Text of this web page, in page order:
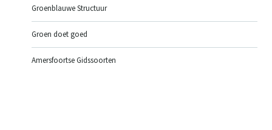
Groenblauwe Structuur
Groen doet goed
Amersfoortse Gidssoorten